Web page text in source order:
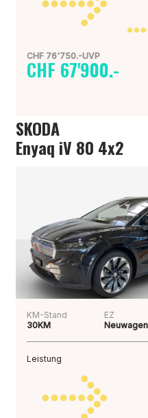
CHF 76'750.-UVP
CHF 67'900.-
SKODA
Enyaq iV 80 4x2
KM-Stand
30KM
EZ
Neuwagen
Leistung